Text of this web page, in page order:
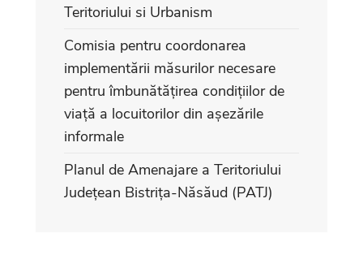
Teritoriului si Urbanism
Comisia pentru coordonarea
implementării măsurilor necesare
pentru îmbunătățirea condițiilor de
viață a locuitorilor din așezările
informale
Planul de Amenajare a Teritoriului
Județean Bistrița-Năsăud (PATJ)